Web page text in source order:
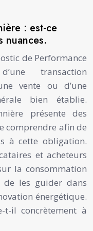
: est-ce
nuances.
de Performance
transaction
vente ou d’une
bien établie.
présente des
comprendre afin de
à cette obligation.
et acheteurs
la consommation
de les guider dans
énergétique.
t-il concrètement à